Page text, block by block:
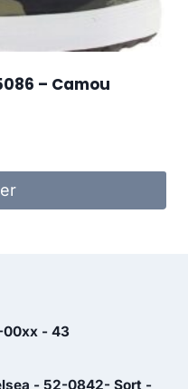
– Camou
00xx - 43
- 52-0842- Sort -